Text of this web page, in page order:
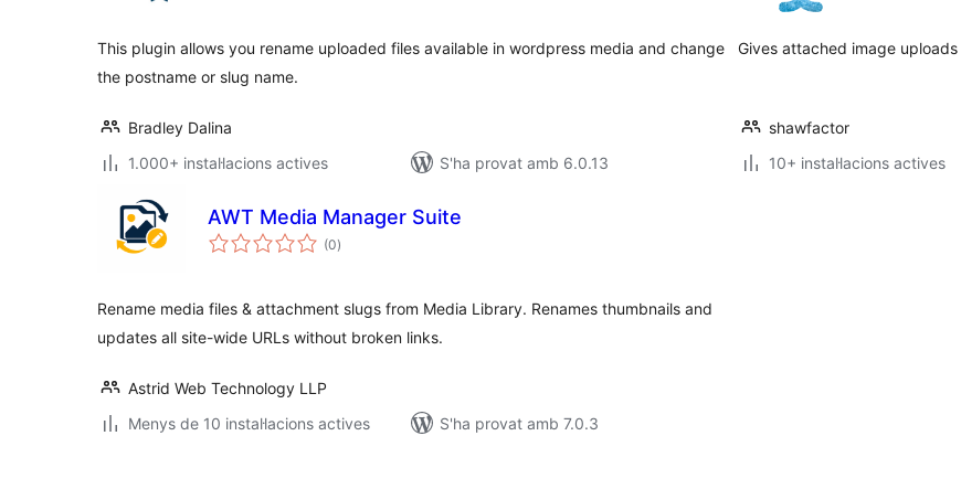
This plugin allows you rename uploaded files available in wordpress media and change
the postname or slug name.
Bradley Dalina
1.000+ instal·lacions actives
S'ha provat amb 6.0.13
Gives attached image
shawfactor
10+ instal·lacions actives
AWT Media Manager Suite
(0puntuacions
totals
)
Rename media files & attachment slugs from Media Library. Renames thumbnails and
updates all site-wide URLs without broken links.
Astrid Web Technology LLP
Menys de 10 instal·lacions actives
S'ha provat amb 7.0.3